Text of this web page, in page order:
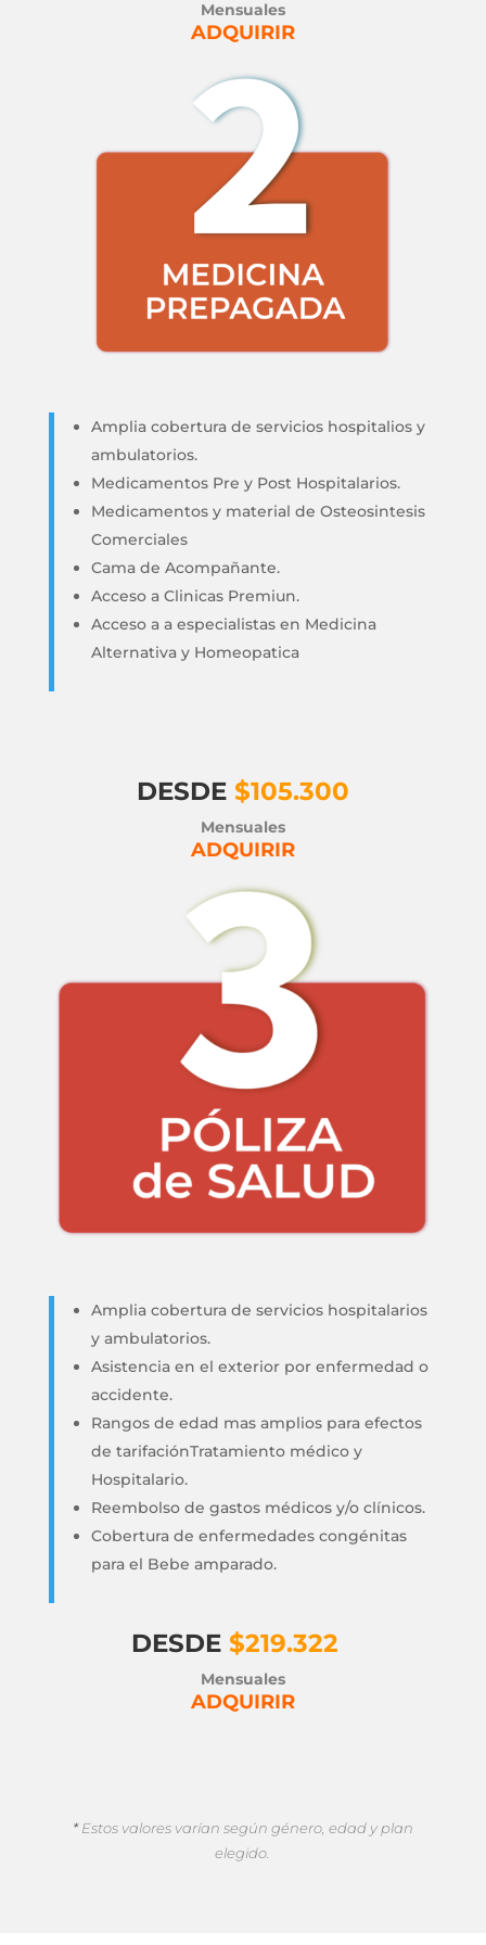
Mensuales
ADQUIRIR
Amplia cobertura de servicios hospitalios y
ambulatorios.
Medicamentos Pre y Post Hospitalarios.
Medicamentos y material de Osteosintesis
Comerciales
Cama de Acompañante.
Acceso a Clinicas Premiun.
Acceso a a especialistas en Medicina
Alternativa y Homeopatica
DESDE$105.300
Mensuales
ADQUIRIR
Amplia cobertura de servicios hospitalarios
y ambulatorios.
Asistencia en el exterior por enfermedad o
accidente.
Rangos de edad mas amplios para efectos
de tarifaciónTratamiento médico y
Hospitalario.
Reembolso de gastos médicos y/o clínicos.
Cobertura de enfermedades congénitas
para el Bebe amparado.
DESDE $219.322
Mensuales
ADQUIRIR
*Estos valores varían según género, edad y plan
elegido.